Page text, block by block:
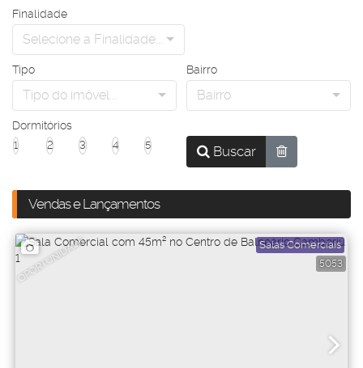
Finalidade
Selecione a Finalidade...
Tipo
Tipo do imóvel...
Bairro
Bairro
Dormitórios
1 2 3 4 5 Buscar
Vendas e Lançamentos
OPORTUNIDADE 5053
Salas Comerciais